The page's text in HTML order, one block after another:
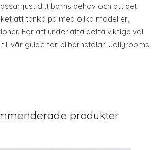
just ditt barns behov och att det
att tänka på med olika modeller,
För att underlätta detta viktiga val
vår guide för bilbarnstolar: Jollyrooms
produkter